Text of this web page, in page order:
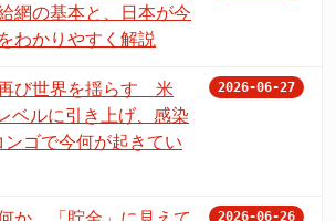
網の基本と、日本が今
わかりやすく解説
び世界を揺らす 米
ベルに引き上げ、感染
ゴで今何が起きてい
2026-06-27
2026-06-26